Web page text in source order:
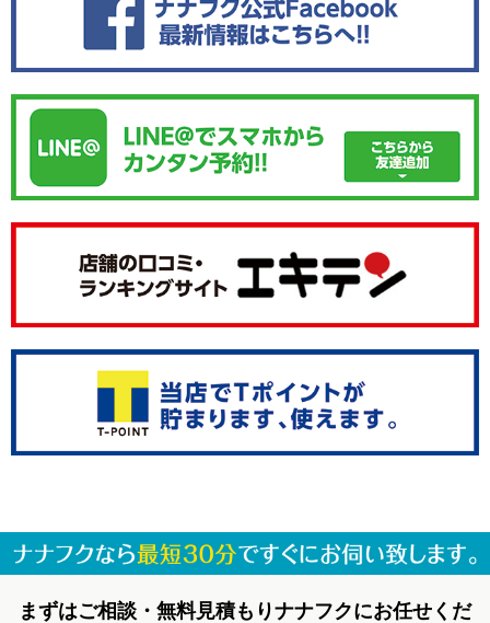
まずはご相談・無料見積もりナナフクにお任せくだ